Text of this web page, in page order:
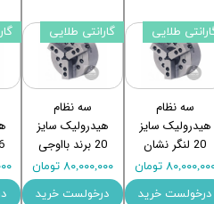
سه نظام
هیدرولیک سایز
20 لنگر نشان
تومان
درخولست خرید
طلایی
سه نظام
هیدرولیک سایز
20 برند بااوجی
۸۰,۰۰۰,۰۰۰ تومان
درخولست خرید
گارانتی طلایی
16